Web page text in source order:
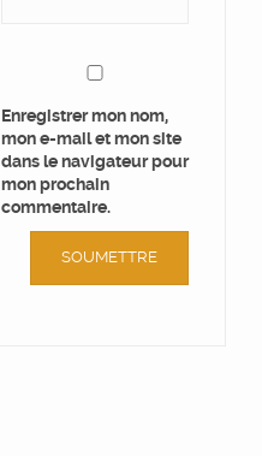
Enregistrer mon nom,
mon e-mail et mon site
dans le navigateur pour
mon prochain
commentaire.